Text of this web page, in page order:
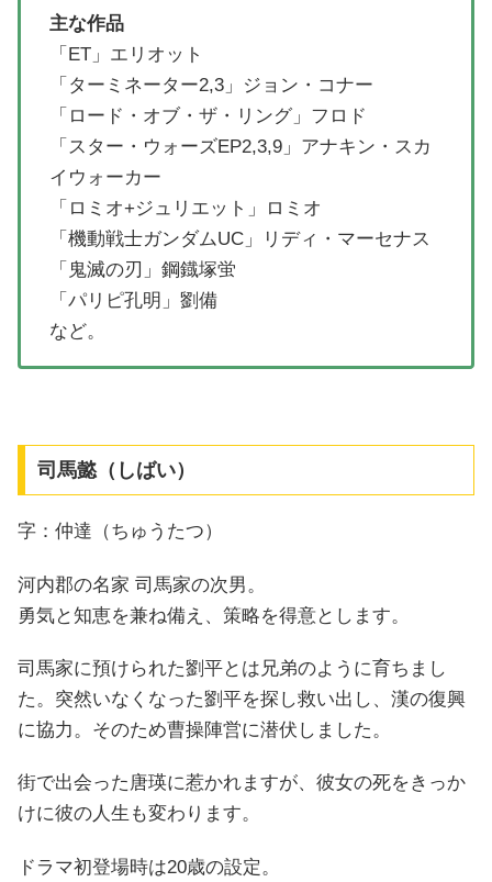
主な作品
「ET」エリオット
「ターミネーター2,3」ジョン・コナー
「ロード・オブ・ザ・リング」フロド
「スター・ウォーズEP2,3,9」アナキン・スカ
イウォーカー
「ロミオ+ジュリエット」ロミオ
「機動戦士ガンダムUC」リディ・マーセナス
「鬼滅の刃」鋼鐡塚蛍
「パリピ孔明」劉備
など。
司馬懿（しばい）
字：仲達（ちゅうたつ）
河内郡の名家 司馬家の次男。
勇気と知恵を兼ね備え、策略を得意とします。
司馬家に預けられた劉平とは兄弟のように育ちまし
た。突然いなくなった劉平を探し救い出し、漢の復興
に協力。そのため曹操陣営に潜伏しました。
街で出会った唐瑛に惹かれますが、彼女の死をきっか
けに彼の人生も変わります。
ドラマ初登場時は20歳の設定。